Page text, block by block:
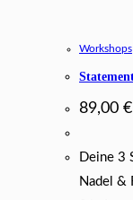
Workshops
89,00 €
Deine 3
Nadel &